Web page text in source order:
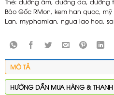
Bào Gốc RMon, kem han quoc, mỹ
Lan, myphamlan, ngua lao hoa,
MÔ TẢ
HƯỚNG DẪN MUA HÀNG &